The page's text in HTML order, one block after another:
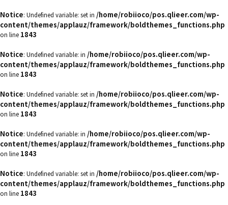
Notice: Undefined variable: set in /home/robiioco/pos.qlieer.com/wp-
content/themes/applauz/framework/boldthemes_functions.php
on line 1843
Notice: Undefined variable: in /home/robiioco/pos.qlieer.com/wp-
content/themes/applauz/framework/boldthemes_functions.php
on line 1843
Notice: Undefined variable: set in /home/robiioco/pos.qlieer.com/wp-
content/themes/applauz/framework/boldthemes_functions.php
on line 1843
Notice: Undefined variable: in /home/robiioco/pos.qlieer.com/wp-
content/themes/applauz/framework/boldthemes_functions.php
on line 1843
Notice: Undefined variable: set in /home/robiioco/pos.qlieer.com/wp-
content/themes/applauz/framework/boldthemes_functions.php
on line 1843